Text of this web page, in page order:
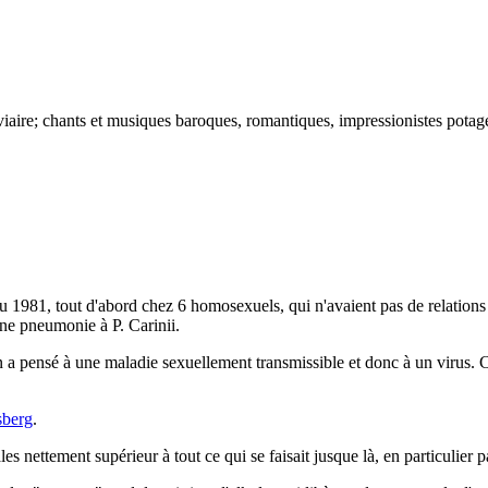
chants et musiques baroques, romantiques, impressionistes
tout d'abord chez 6 homosexuels, qui n'avaient pas de
pneumonie à P. Carinii.
à une maladie sexuellement transmissible et donc à un virus.
.
nettement supérieur à tout ce qui se faisait jusque là, en particulier